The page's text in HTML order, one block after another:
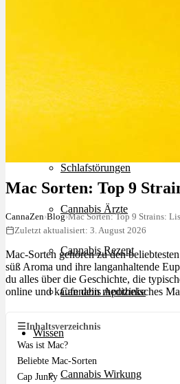
Chronische Migräne
Depressionen
Schlafstörungen
Cannabis Ärzte
Cannabis Rezept
Cannabis Apotheke
Wissen
Cannabis Wirkung
Mac Sorten: Top 9
CannaZen›Blog›Mac Sorten: Top 9 Strains:
Zuletzt aktualisiert: 3. August 2026
Mac-Sorten gehören zu den
süß Aroma und ihre langanhaltende
du alles über die Geschichte, die
online und kaufe dein medizinisches
☰Inhaltsverzeichnis
Was ist Mac?
Beliebte Mac-Sorten
Cap Junky